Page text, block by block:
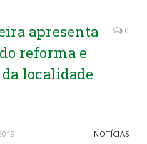
apresenta
reforma e
localidade
0
NOTÍCIAS